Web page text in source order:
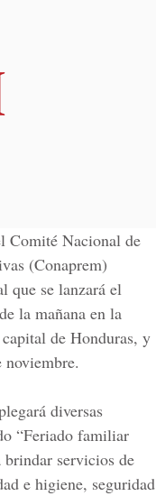
Comité Nacional de
(Conaprem)
que se lanzará el
la mañana en la
capital de Honduras, y
diversas
“Feriado familiar
brindar servicios de
e higiene, seguridad